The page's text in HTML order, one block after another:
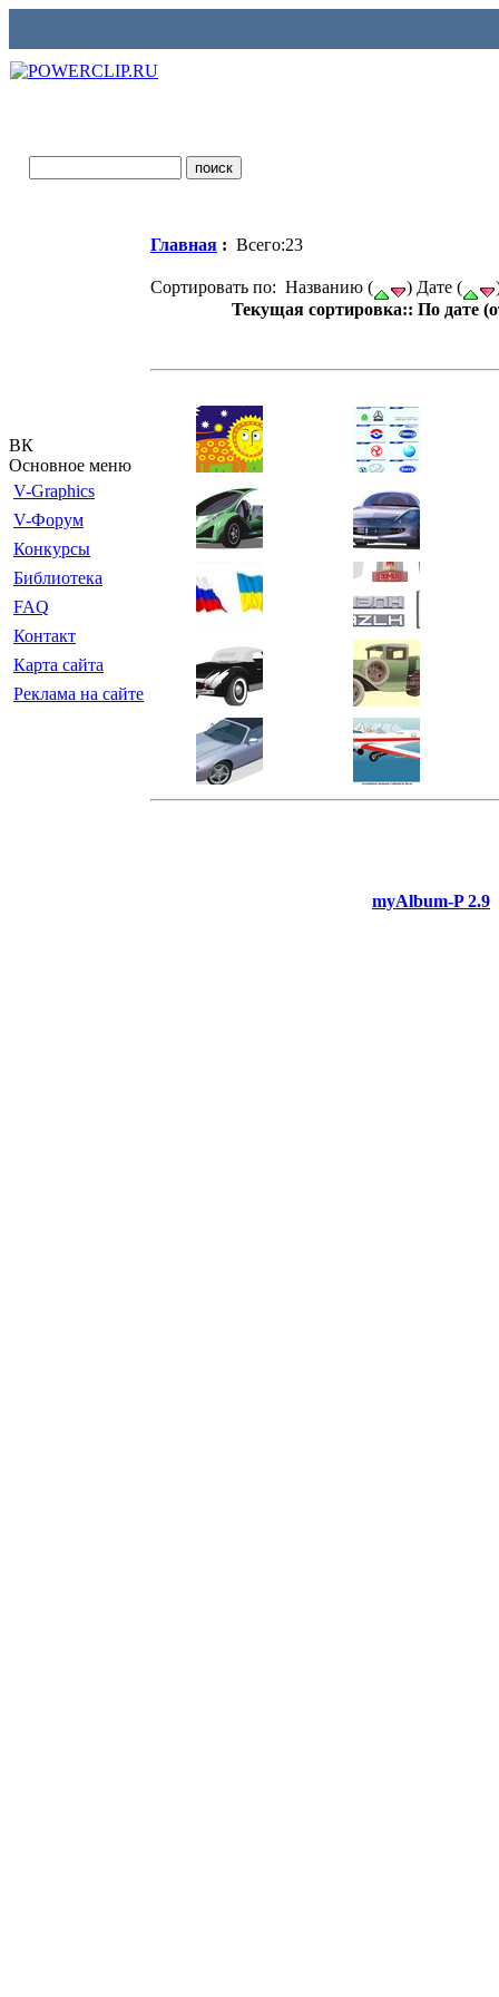
ВК
Основное меню
V-Graphics
V-Форум
Конкурсы
Библиотека
FAQ
Контакт
Карта сайта
Реклама на сайте
Главная : Всего:23
Сортировать по: Названию ( ) Дате (
Текущая сортировка:: По дате
myAlbum-P 2.9